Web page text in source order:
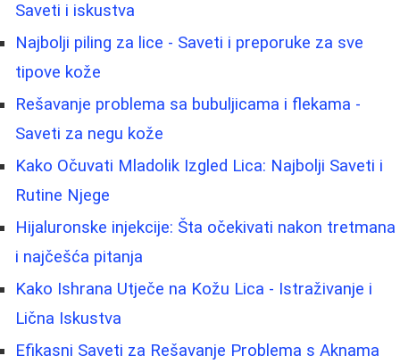
Saveti i iskustva
Najbolji piling za lice - Saveti i preporuke za sve
tipove kože
Rešavanje problema sa bubuljicama i flekama -
Saveti za negu kože
Kako Očuvati Mladolik Izgled Lica: Najbolji Saveti i
Rutine Njege
Hijaluronske injekcije: Šta očekivati nakon tretmana
i najčešća pitanja
Kako Ishrana Utječe na Kožu Lica - Istraživanje i
Lična Iskustva
Efikasni Saveti za Rešavanje Problema s Aknama